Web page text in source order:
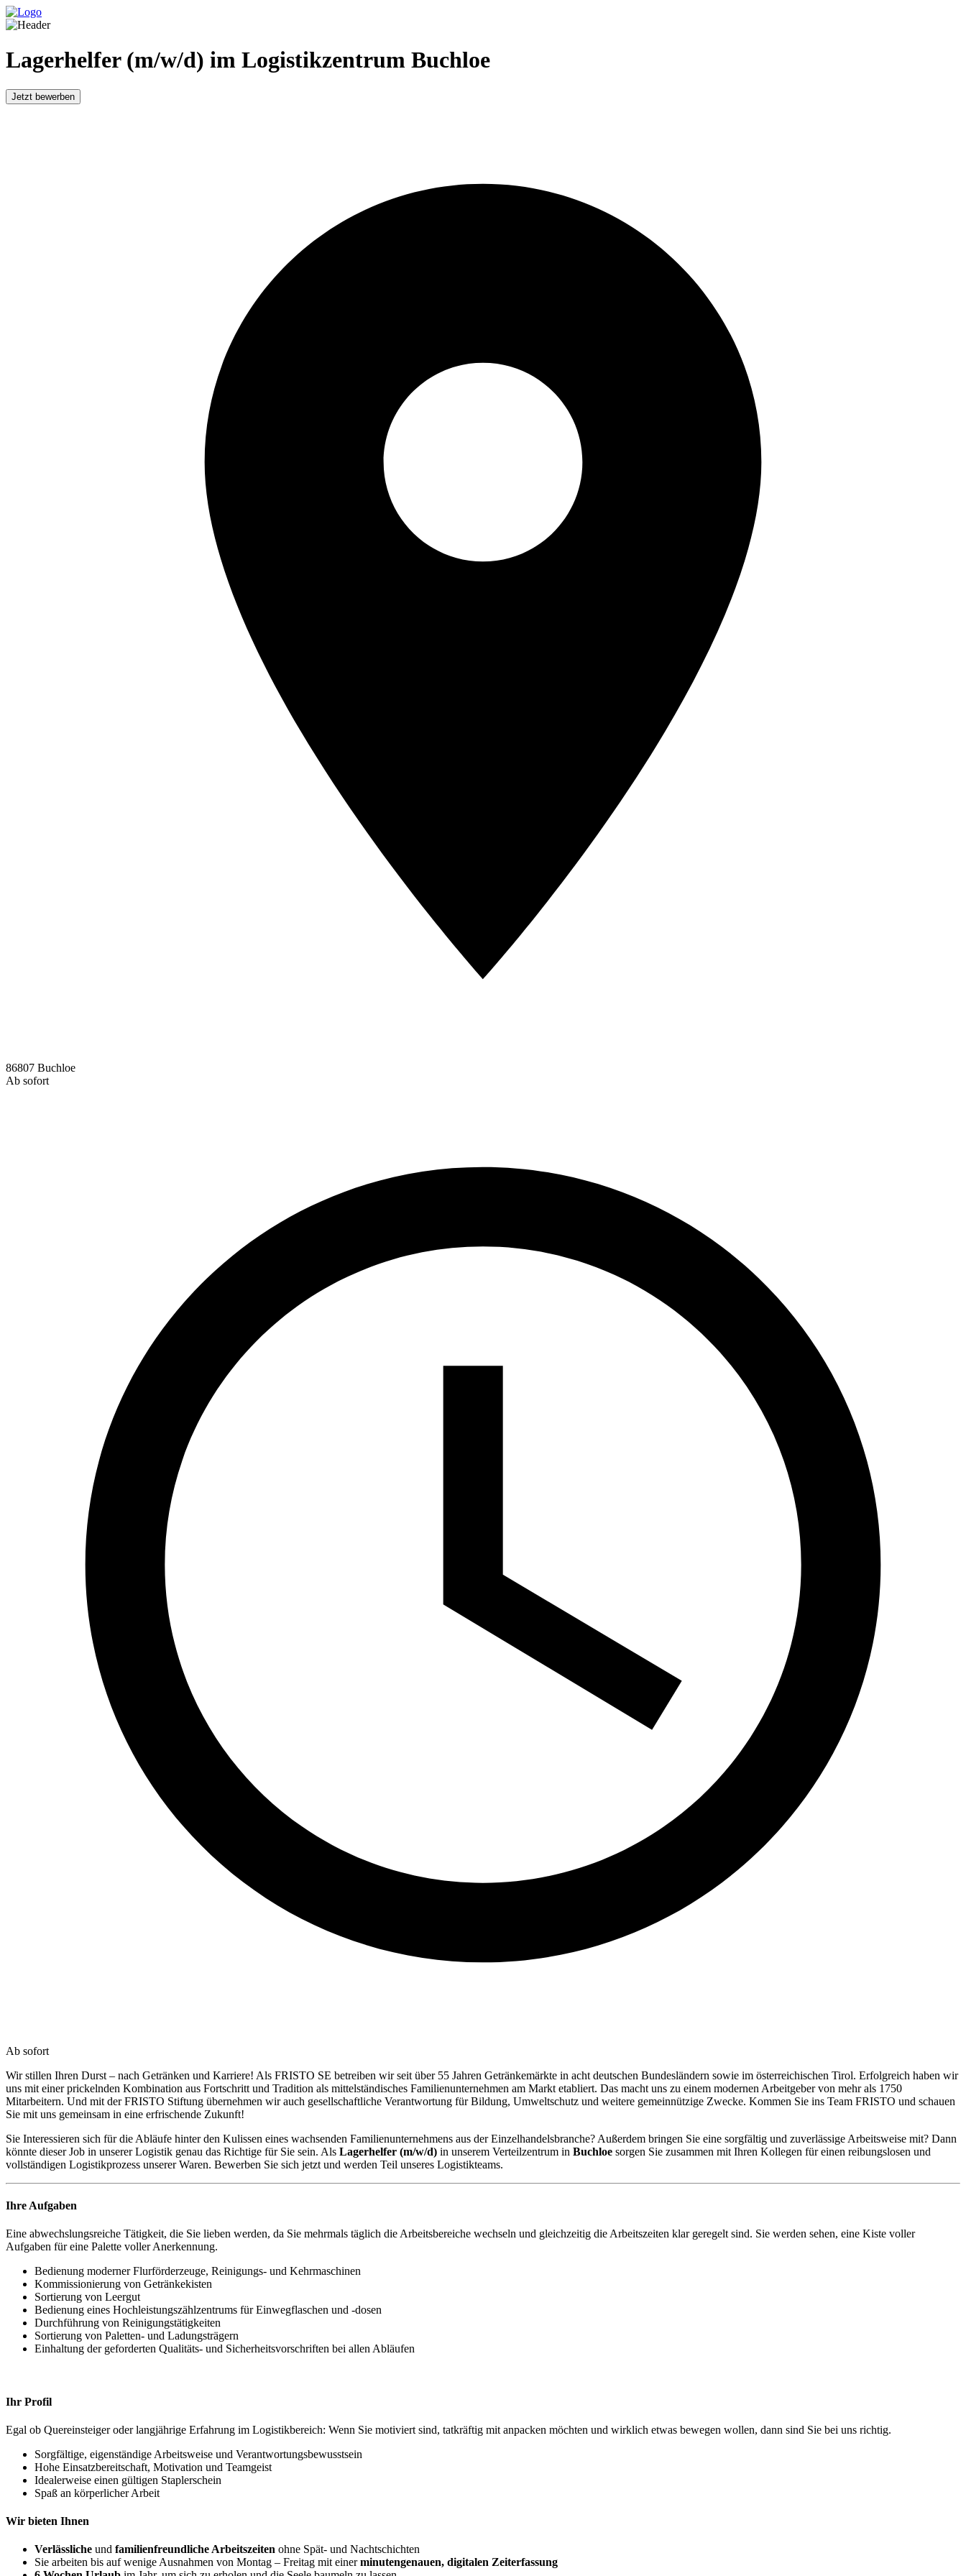
Lagerhelfer (m/w/d) im Logistikzentrum Buchloe
Jetzt bewerben
86807 Buchloe
Ab sofort
Ab sofort
Wir stillen Ihren Durst – nach Getränken und Karriere! Als FRISTO SE betreiben wir seit über 55 Jahren Getränkemärkte in acht deutschen Bundesländern sowie im österreichischen Tirol. Erfolgreich haben wir
uns mit einer prickelnden Kombination aus Fortschritt und Tradition als mittelständisches Familienunternehmen am Markt etabliert. Das macht uns zu einem modernen Arbeitgeber von mehr als 1750
Mitarbeitern. Und mit der FRISTO Stiftung übernehmen wir auch gesellschaftliche Verantwortung für Bildung, Umweltschutz und weitere gemeinnützige Zwecke. Kommen Sie ins Team FRISTO und schauen
Sie mit uns gemeinsam in eine erfrischende Zukunft!
Sie Interessieren sich für die Abläufe hinter den Kulissen eines wachsenden Familienunternehmens aus der Einzelhandelsbranche? Außerdem bringen Sie eine sorgfältig und zuverlässige Arbeitsweise mit? Dann
könnte dieser Job in unserer Logistik genau das Richtige für Sie sein. Als Lagerhelfer (m/w/d) in unserem Verteilzentrum in Buchloe sorgen Sie zusammen mit Ihren Kollegen für einen reibungslosen und
vollständigen Logistikprozess unserer Waren. Bewerben Sie sich jetzt und werden Teil unseres Logistikteams.
Ihre Aufgaben
Eine abwechslungsreiche Tätigkeit, die Sie lieben werden, da Sie mehrmals täglich die Arbeitsbereiche wechseln und gleichzeitig die Arbeitszeiten klar geregelt sind. Sie werden sehen, eine Kiste voller
Aufgaben für eine Palette voller Anerkennung.
Bedienung moderner Flurförderzeuge, Reinigungs- und Kehrmaschinen
Kommissionierung von Getränkekisten
Sortierung von Leergut
Bedienung eines Hochleistungszählzentrums für Einwegflaschen und -dosen
Durchführung von Reinigungstätigkeiten
Sortierung von Paletten- und Ladungsträgern
Einhaltung der geforderten Qualitäts- und Sicherheitsvorschriften bei allen Abläufen
Ihr Profil
Egal ob Quereinsteiger oder langjährige Erfahrung im Logistikbereich: Wenn Sie motiviert sind, tatkräftig mit anpacken möchten und wirklich etwas bewegen wollen, dann sind Sie bei uns richtig.
Sorgfältige, eigenständige Arbeitsweise und Verantwortungsbewusstsein
Hohe Einsatzbereitschaft, Motivation und Teamgeist
Idealerweise einen gültigen Staplerschein
Spaß an körperlicher Arbeit
Wir bieten Ihnen
Verlässliche und familienfreundliche Arbeitszeiten ohne Spät- und Nachtschichten
Sie arbeiten bis auf wenige Ausnahmen von Montag – Freitag mit einerminutengenauen, digitalen Zeiterfassung